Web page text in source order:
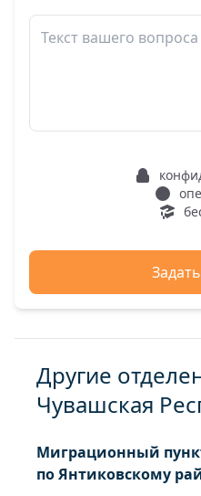
Другие
Чувашская
Миграционный
по Янтиковскому